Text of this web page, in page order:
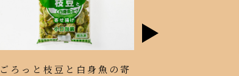
ごろっと枝豆と白身魚の寄